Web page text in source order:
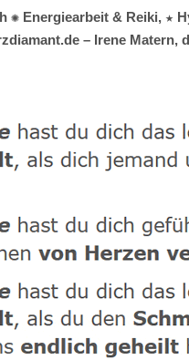
✺ Energiearbeit & Reiki, ★
– Irene